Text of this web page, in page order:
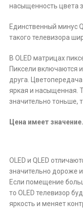
насыщенность цвета
Единственный минус
такого телевизора
В OLED матрицах
Пиксели включаются
друга.
яркая и насыщенная.
значительно тоньше,
Цена имеет
OLED и QLED
значительно дороже
Если помещение
то OLED телевизор
яркость и меняет